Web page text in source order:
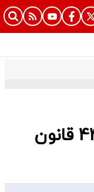
سیاست‌های کلی اصل 44 قانون